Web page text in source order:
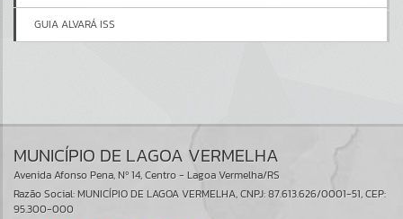
GUIA ALVARÁ ISS
MUNICÍPIO DE LAGOA VERMELHA
Avenida Afonso Pena, Nº 14, Centro - Lagoa Vermelha/RS
Razão Social: MUNICÍPIO DE LAGOA VERMELHA, CNPJ: 87.613.626/0001-51, CEP:
95.300-000